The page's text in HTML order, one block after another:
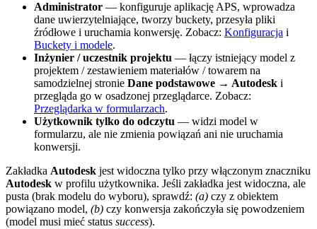
Administrator — konfiguruje aplikację APS, wprowadza
dane uwierzytelniające, tworzy buckety, przesyła pliki
źródłowe i uruchamia konwersję. Zobacz: Konfiguracja i
Buckety i modele.
Inżynier / uczestnik projektu — łączy istniejący model z
projektem / zestawieniem materiałów / towarem na
samodzielnej stronie Dane podstawowe → Autodesk i
przegląda go w osadzonej przeglądarce. Zobacz:
Przeglądarka w formularzach.
Użytkownik tylko do odczytu — widzi model w
formularzu, ale nie zmienia powiązań ani nie uruchamia
konwersji.
Zakładka Autodesk jest widoczna tylko przy włączonym znaczniku
Autodesk w profilu użytkownika. Jeśli zakładka jest widoczna, ale
pusta (brak modelu do wyboru), sprawdź: (a) czy z obiektem
powiązano model, (b) czy konwersja zakończyła się powodzeniem
(model musi mieć status success).